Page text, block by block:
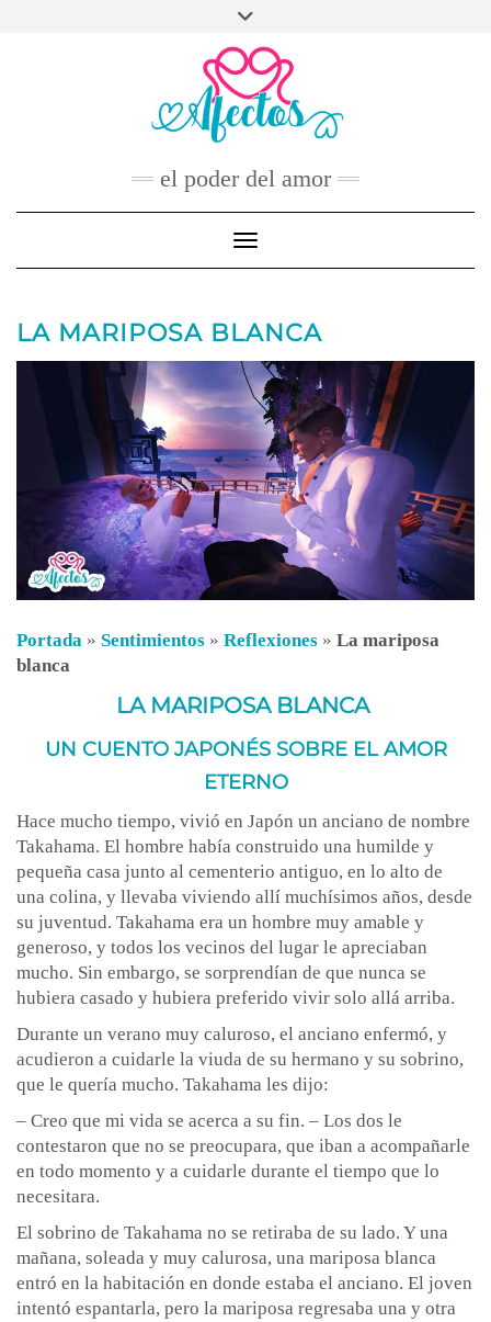
FACEBOOK
TWITTER
INSTAGRAM
PINTEREST
CONTACTO
el poder del amor
Toggle Navigation
LA MARIPOSA BLANCA
Portada » Sentimientos » Reflexiones » La mariposa
blanca
LA MARIPOSA BLANCA
UN CUENTO JAPONÉS SOBRE EL AMOR
ETERNO
Hace mucho tiempo, vivió en Japón un anciano de nombre
Takahama. El hombre había construido una humilde y
pequeña casa junto al cementerio antiguo, en lo alto de
una colina, y llevaba viviendo allí muchísimos años, desde
su juventud. Takahama era un hombre muy amable y
generoso, y todos los vecinos del lugar le apreciaban
mucho. Sin embargo, se sorprendían de que nunca se
hubiera casado y hubiera preferido vivir solo allá arriba.
Durante un verano muy caluroso, el anciano enfermó, y
acudieron a cuidarle la viuda de su hermano y su sobrino,
que le quería mucho. Takahama les dijo:
– Creo que mi vida se acerca a su fin. – Los dos le
contestaron que no se preocupara, que iban a acompañarle
en todo momento y a cuidarle durante el tiempo que lo
necesitara.
El sobrino de Takahama no se retiraba de su lado. Y una
mañana, soleada y muy calurosa, una mariposa blanca
entró en la habitación en donde estaba el anciano. El joven
intentó espantarla, pero la mariposa regresaba una y otra